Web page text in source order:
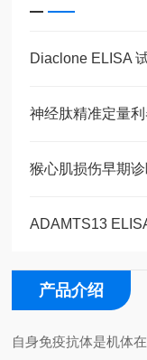
Diaclone ELISA
ADAMTS13
产品介绍
自身免疫抗体是机体